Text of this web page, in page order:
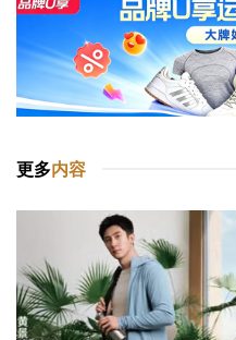
更多内容